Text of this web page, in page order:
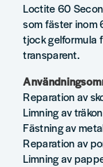
Loctite 60
som fäster inom
tjock gelformula
transparent.
Reparation av
Limning av
Fästning av
Reparation av
Limning av